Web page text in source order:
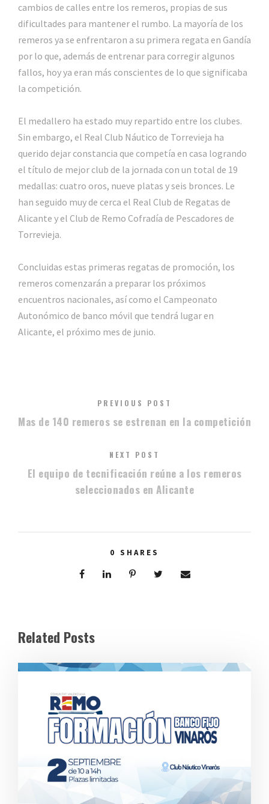
cambios de calles entre los remeros, propias de sus
dificultades para mantener el rumbo. La mayoría de los
remeros ya se enfrentaron a su primera regata en Gandía
por lo que, además de entrenar para corregir algunos
fallos, hoy ya eran más conscientes de lo que significaba
la competición.
El medallero ha estado muy repartido entre los clubes.
Sin embargo, el Real Club Náutico de Torrevieja ha
querido dejar constancia que competía en casa logrando
el título de mejor club de la jornada con un total de 19
medallas: cuatro oros, nueve platas y seis bronces. Le
han seguido muy de cerca el Real Club de Regatas de
Alicante y el Club de Remo Cofradía de Pescadores de
Torrevieja.
Concluidas estas primeras regatas de promoción, los
remeros comenzarán a preparar los próximos
encuentros nacionales, así como el Campeonato
Autonómico de banco móvil que tendrá lugar en
Alicante, el próximo mes de junio.
PREVIOUS POST
Mas de 140 remeros se estrenan en la competición
NEXT POST
El equipo de tecnificación reúne a los remeros
seleccionados en Alicante
0 SHARES
Related Posts